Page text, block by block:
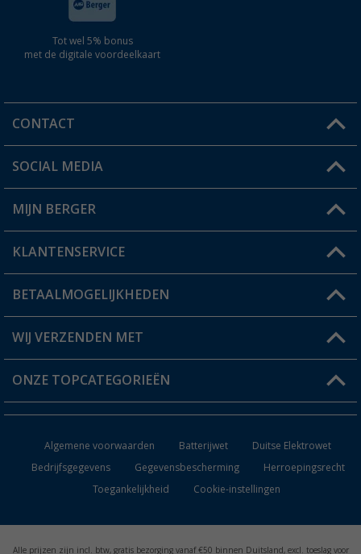
Tot wel 5% bonus
met de digitale voordeelkaart
CONTACT
Een vraag?
Winkel vinden
SOCIAL MEDIA
MIJN BERGER
Mijn account
Status bestelling
Verlanglijstje
KLANTENSERVICE
FAQ & Contact
Verzendinformatie
Catalogus
BETAALMOGELIJKHEDEN
WIJ VERZENDEN MET
ONZE TOPCATEGORIEËN
Keukenaccessoires
Campingmeubilair
Campingtoiletten
Algemene voorwaarden Batterijwet
Duitse Elektrowet
Bedrijfsgegevens
Gegevensbescherming
Herroepingsrecht
Toegankelijkheid
Cookie-instellingen
Alle prijzen zijn incl. btw, gratis bezorging vanaf €50 binnen Duitsland, excl. toeslag voor